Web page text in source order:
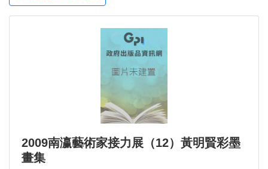
2009南瀛藝術家接力展（12）黃明賢彩墨
畫集